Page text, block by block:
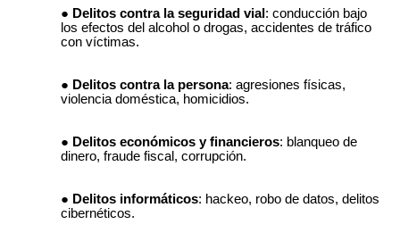
Delitos contra la seguridad vial : conducción bajo
los efectos del alcohol o drogas, accidentes de tráfico
con víctimas.
Delitos contra la persona: agresiones físicas,
violencia doméstica, homicidios.
Delitos económicos y financieros: blanqueo de
dinero, fraude fiscal, corrupción.
Delitos informáticos: hackeo, robo de datos, delitos
cibernéticos.